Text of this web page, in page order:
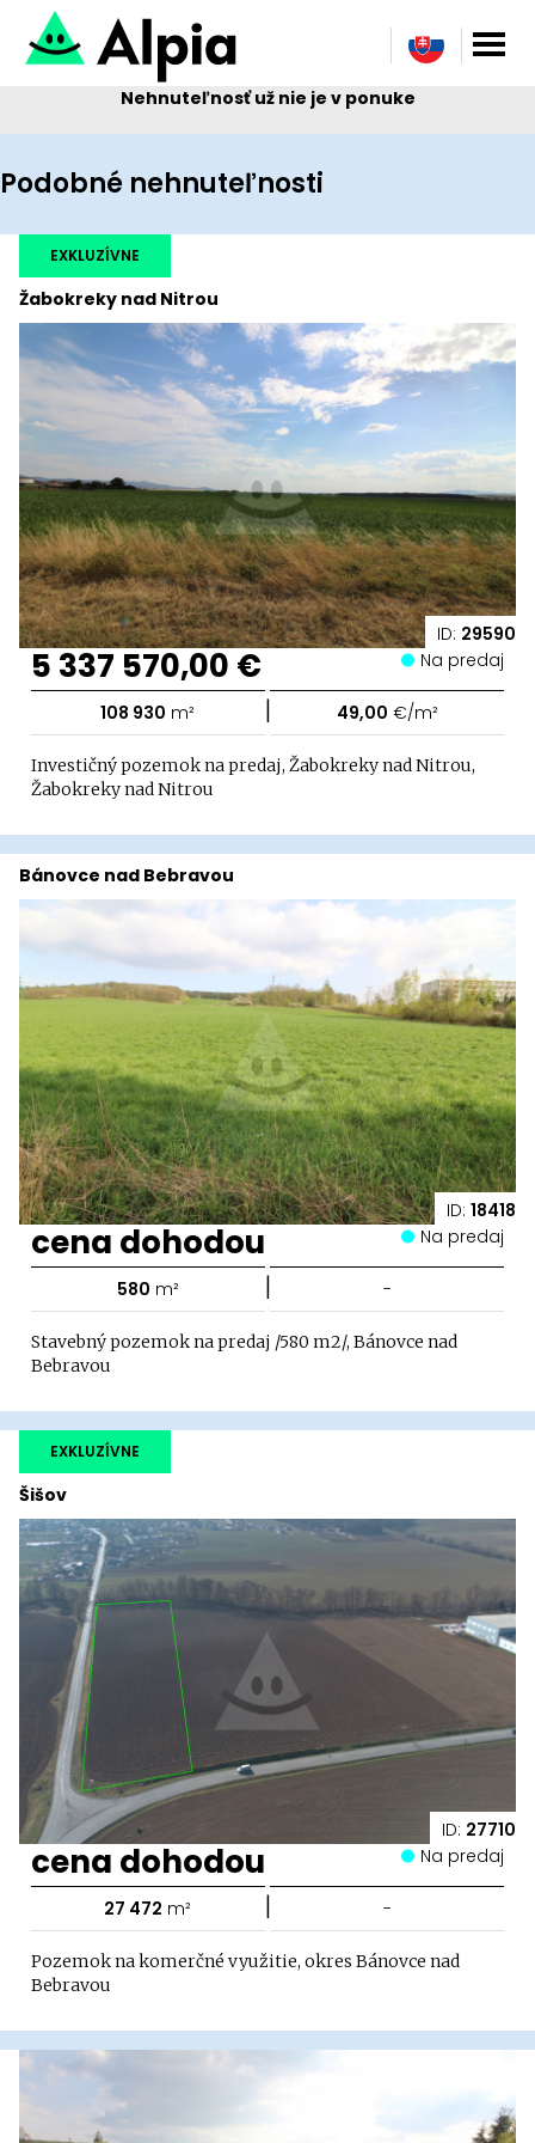
Nehnuteľnosť už nie je v ponuke
Podobné nehnuteľnosti
ID: 29590
Žabokreky nad Nitrou
EXKLUZÍVNE
5 337 570,00 € Na predaj
108 930 m² | 49,00 €/m²
Investičný pozemok na predaj, Žabokreky nad Nitrou,
Žabokreky nad Nitrou
ID: 18418
Bánovce nad Bebravou
cena dohodou Na predaj
580 m² | -
Stavebný pozemok na predaj /580 m2/, Bánovce nad
Bebravou
ID: 27710
Šišov
EXKLUZÍVNE
cena dohodou Na predaj
27 472 m² | -
Pozemok na komerčné využitie, okres Bánovce nad
Bebravou